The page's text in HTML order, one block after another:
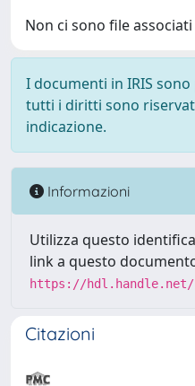
Non ci sono file
I documenti in IRIS
tutti i diritti sono
indicazione.
Informazioni
Utilizza questo
link a questo
https://hdl.handle.net/
Citazioni